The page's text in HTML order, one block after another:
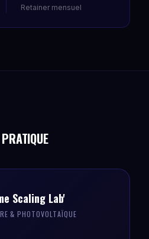
Retainer mensuel
Scaling Lab'
& PHOTOVOLTAÏQUE